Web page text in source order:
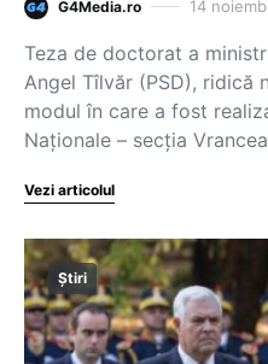
G4Media.ro 14
Teza de doctorat a
Angel Tîlvăr (PSD), ridică
modul în care a fost
Naționale – secția
Vezi articolul
Știri